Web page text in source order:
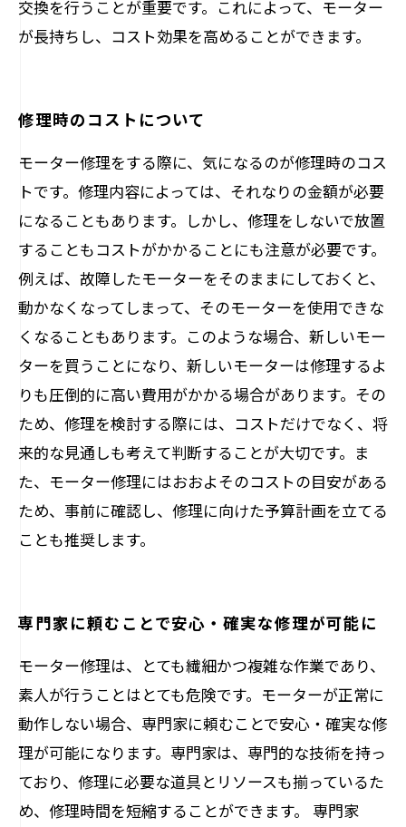
交換を行うことが重要です。これによって、モーター
が長持ちし、コスト効果を高めることができます。
修理時のコストについて
モーター修理をする際に、気になるのが修理時のコス
トです。修理内容によっては、それなりの金額が必要
になることもあります。しかし、修理をしないで放置
することもコストがかかることにも注意が必要です。
例えば、故障したモーターをそのままにしておくと、
動かなくなってしまって、そのモーターを使用できな
くなることもあります。このような場合、新しいモー
ターを買うことになり、新しいモーターは修理するよ
りも圧倒的に高い費用がかかる場合があります。その
ため、修理を検討する際には、コストだけでなく、将
来的な見通しも考えて判断することが大切です。ま
た、モーター修理にはおおよそのコストの目安がある
ため、事前に確認し、修理に向けた予算計画を立てる
ことも推奨します。
専門家に頼むことで安心・確実な修理が可能に
モーター修理は、とても繊細かつ複雑な作業であり、
素人が行うことはとても危険です。モーターが正常に
動作しない場合、専門家に頼むことで安心・確実な修
理が可能になります。専門家は、専門的な技術を持っ
ており、修理に必要な道具とリソースも揃っているた
め、修理時間を短縮することができます。 専門家